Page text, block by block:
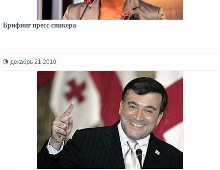
Брифинг пресс-спикера
декабрь 21 2010